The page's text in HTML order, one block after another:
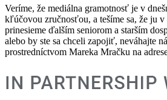
Veríme, že mediálna gramotnosť je v
kľúčovou zručnosťou, a tešíme sa, že ju v
prinesieme ďalším seniorom a starším
alebo by ste sa chceli zapojiť, neváhajte
prostredníctvom Mareka Mračku na